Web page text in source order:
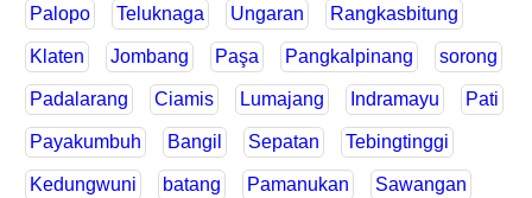
Palopo Teluknaga Ungaran Rangkasbitung
Klaten Jombang Paşa Pangkalpinang sorong
Padalarang Ciamis Lumajang Indramayu Pati
Payakumbuh Bangil Sepatan Tebingtinggi
Kedungwuni batang Pamanukan Sawangan